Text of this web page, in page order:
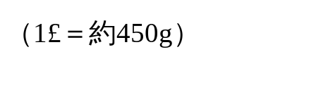
（1£＝約450g）